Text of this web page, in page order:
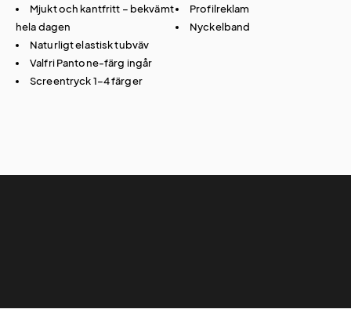
Mjukt och kantfritt – bekvämt
hela dagen
Naturligt elastisk tubväv
Valfri Pantone-färg ingår
Screentryck 1–4 färger
Profilreklam
Nyckelband